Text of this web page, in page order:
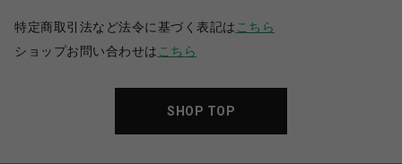
特定商取引法など法令に基づく表記は こちら
ショップお問い合わせは こちら
SHOP TOP